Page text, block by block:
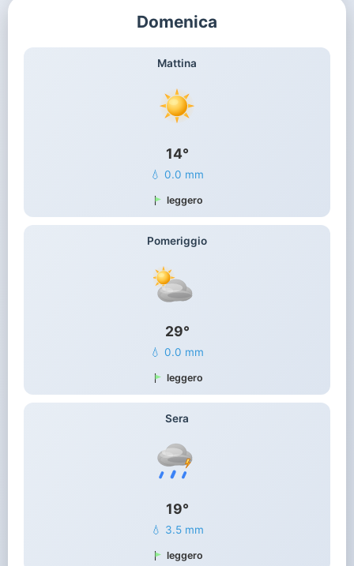
Domenica
Mattina
14°
💧 0.0 mm
leggero
Pomeriggio
29°
💧 0.0 mm
leggero
Sera
19°
💧 3.5 mm
leggero